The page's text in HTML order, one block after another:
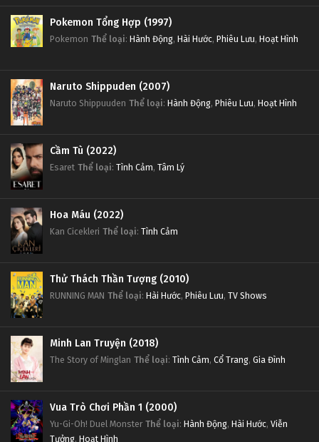
Pokemon Tổng Hợp (1997)
Pokemon Thể loại: Hành Động, Hài Hước, Phiêu Lưu, Hoạt Hình
Naruto Shippuden (2007)
Naruto Shippuuden Thể loại: Hành Động, Phiêu Lưu, Hoạt Hình
Cầm Tù (2022)
Esaret Thể loại: Tình Cảm, Tâm Lý
Hoa Máu (2022)
Kan Cicekleri Thể loại: Tình Cảm
Thử Thách Thần Tượng (2010)
RUNNING MAN Thể loại: Hài Hước, Phiêu Lưu, TV Shows
Minh Lan Truyện (2018)
The Story of Minglan Thể loại: Tình Cảm, Cổ Trang, Gia Đình
Vua Trò Chơi Phần 1 (2000)
Yu-Gi-Oh! Duel Monster Thể loại: Hành Động, Hài Hước, Viễn
Tưởng, Hoạt Hình